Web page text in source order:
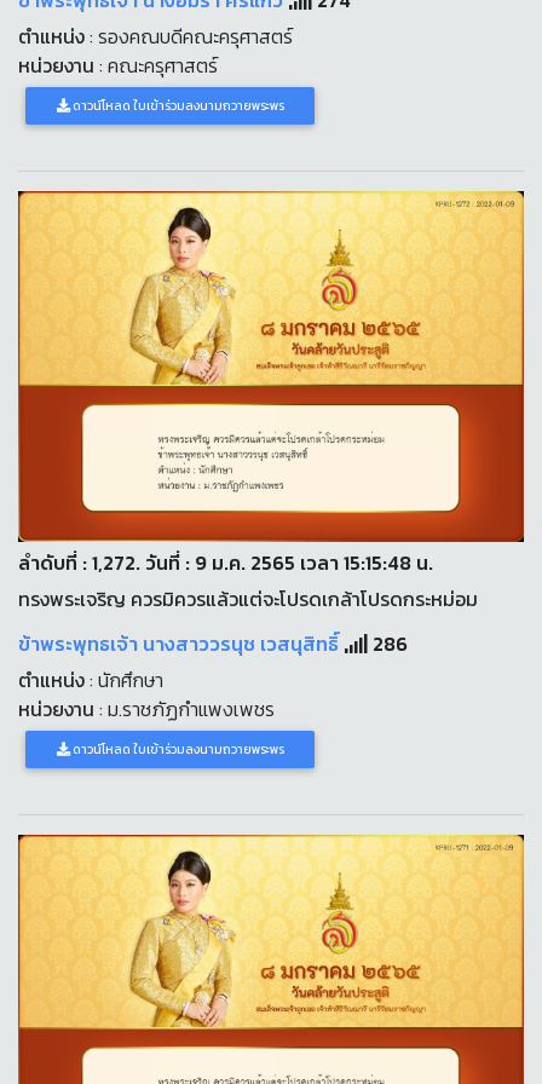
ตำแหน่ง: รองคณบดีคณะครุศาสตร์
หน่วยงาน : คณะครุศาสตร์
ดาวน์โหลด ใบเข้าร่วมลงนามถวายพระพร
ลำดับที่ : 1,272. วันที่ : 9 ม.ค. 2565 เวลา 15:15:48 น.
ทรงพระเจริญ ควรมิควรแล้วแต่จะโปรดเกล้าโปรดกระหม่อม
ข้าพระพุทธเจ้า นางสาววรนุช เวสนุสิทธิ์
286
ตำแหน่ง: นักศึกษา
หน่วยงาน : ม.ราชภัฏกำแพงเพชร
ดาวน์โหลด ใบเข้าร่วมลงนามถวายพระพร